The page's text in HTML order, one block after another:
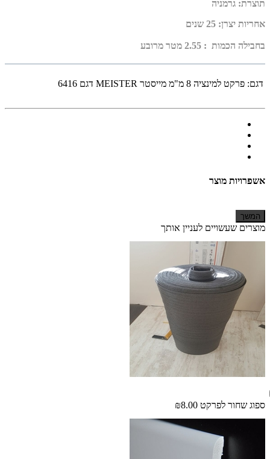
תוצרת: גרמניה
אחריות יצרן: 25 שנים
בחבילה הכמות : 2.55 מטר מרובע
דגם: פרקט למינציה 8 מ"מ מייסטר MEISTER דגם 6416
אשפרויות מוצר
המשך
מוצרים שעשויים לעניין אותך
ספוג שחור לפרקט ₪8.00